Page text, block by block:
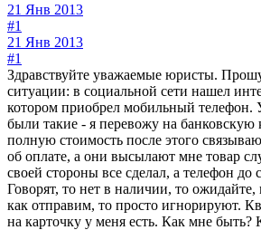
21 Янв 2013
#1
21 Янв 2013
#1
Здравствуйте уважаемые юристы.
ситуации: в социальной сети нашел
котором приобрел мобильный телефон.
были такие - я перевожу на банковскую
полную стоимость после этого
об оплате, а они высылают мне товар
своей стороны все сделал, а телефон до
Говорят, то нет в наличии, то
как отправим, то просто игнорируют.
на карточку у меня есть. Как мне быть?